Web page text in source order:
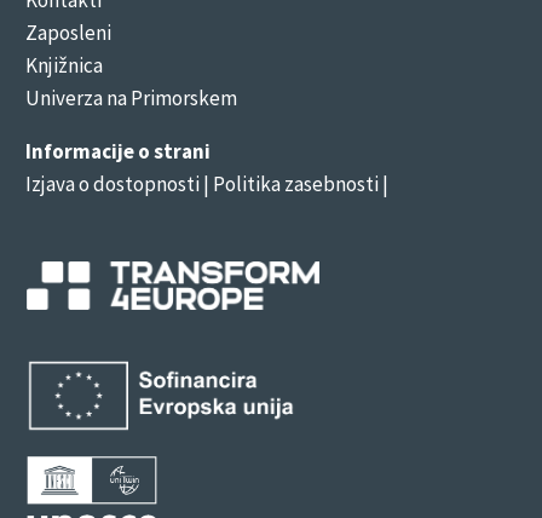
Zaposleni
Knjižnica
Univerza na Primorskem
Informacije o strani
Izjava o dostopnosti| Politika zasebnosti |